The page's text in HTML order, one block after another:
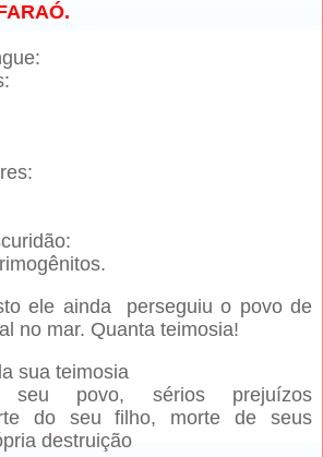
ele ainda perseguiu o povo de
no mar. Quanta teimosia!
sua teimosia
seu povo, sérios prejuízos
do seu filho, morte de seus
destruição